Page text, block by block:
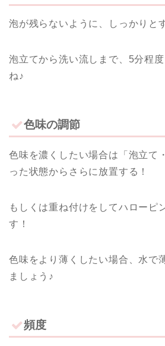
泡が残らないように、しっかりと
泡立てから洗い流しまで、5分程
ね♪
色味の調節
色味を濃くしたい場合は「泡立て
った状態からさらに放置する！
もしくは重ね付けをしてハローピ
す！
色味をより薄くしたい場合、水で
ましょう♪
頻度